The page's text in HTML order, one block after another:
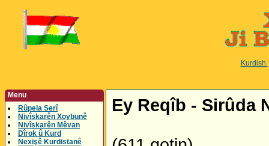
Kurdish
Menu
Rûpela Serî
Nivîskarên Xoybunê
Nivîskarên Mêvan
Dîrok û Kurd
Nexişê Kurdistanê
Ey Reqîb - Sirûda